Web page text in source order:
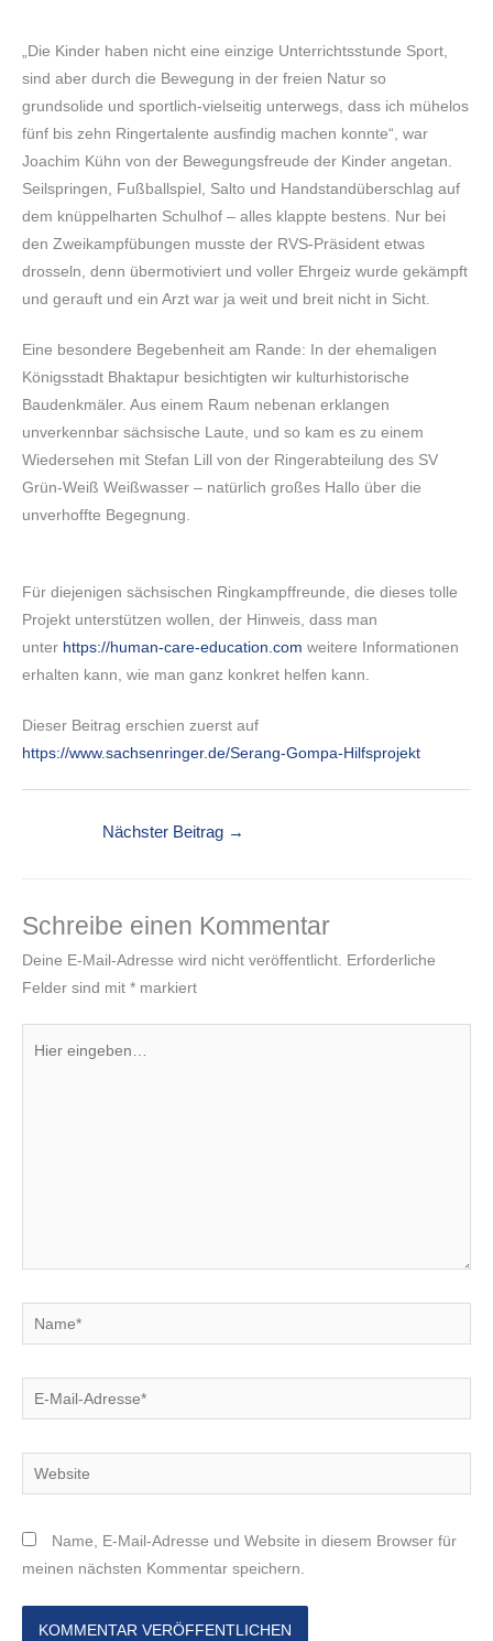
„Die Kinder haben nicht eine einzige Unterrichtsstunde Sport,
sind aber durch die Bewegung in der freien Natur so
grundsolide und sportlich-vielseitig unterwegs, dass ich mühelos
fünf bis zehn Ringertalente ausfindig machen konnte“, war
Joachim Kühn von der Bewegungsfreude der Kinder angetan.
Seilspringen, Fußballspiel, Salto und Handstandüberschlag auf
dem knüppelharten Schulhof – alles klappte bestens. Nur bei
den Zweikampfübungen musste der RVS-Präsident etwas
drosseln, denn übermotiviert und voller Ehrgeiz wurde gekämpft
und gerauft und ein Arzt war ja weit und breit nicht in Sicht.
Eine besondere Begebenheit am Rande: In der ehemaligen
Königsstadt Bhaktapur besichtigten wir kulturhistorische
Baudenkmäler. Aus einem Raum nebenan erklangen
unverkennbar sächsische Laute, und so kam es zu einem
Wiedersehen mit Stefan Lill von der Ringerabteilung des SV
Grün-Weiß Weißwasser – natürlich großes Hallo über die
unverhoffte Begegnung.
Für diejenigen sächsischen Ringkampffreunde, die dieses tolle
Projekt unterstützen wollen, der Hinweis, dass man
unter https://human-care-education.com weitere Informationen
erhalten kann, wie man ganz konkret helfen kann.
Dieser Beitrag erschien zuerst auf
https://www.sachsenringer.de/Serang-Gompa-Hilfsprojekt
Nächster Beitrag →
Schreibe einen Kommentar
Deine E-Mail-Adresse wird nicht veröffentlicht.
Erforderliche
Felder sind mit * markiert
eingeben…
Name*
E-
Mail-
Website
Name, E-Mail-Adresse und Website in diesem Browser für
meinen nächsten Kommentar speichern.